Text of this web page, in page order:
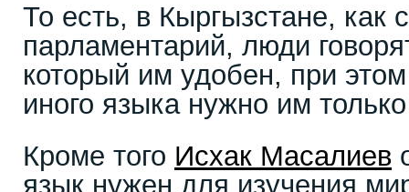
То есть, в Кыргызстане, как
парламентарий, люди
который им удобен, при
иного языка нужно им
Кроме того Исхак Масалиев
язык нужен для изучения